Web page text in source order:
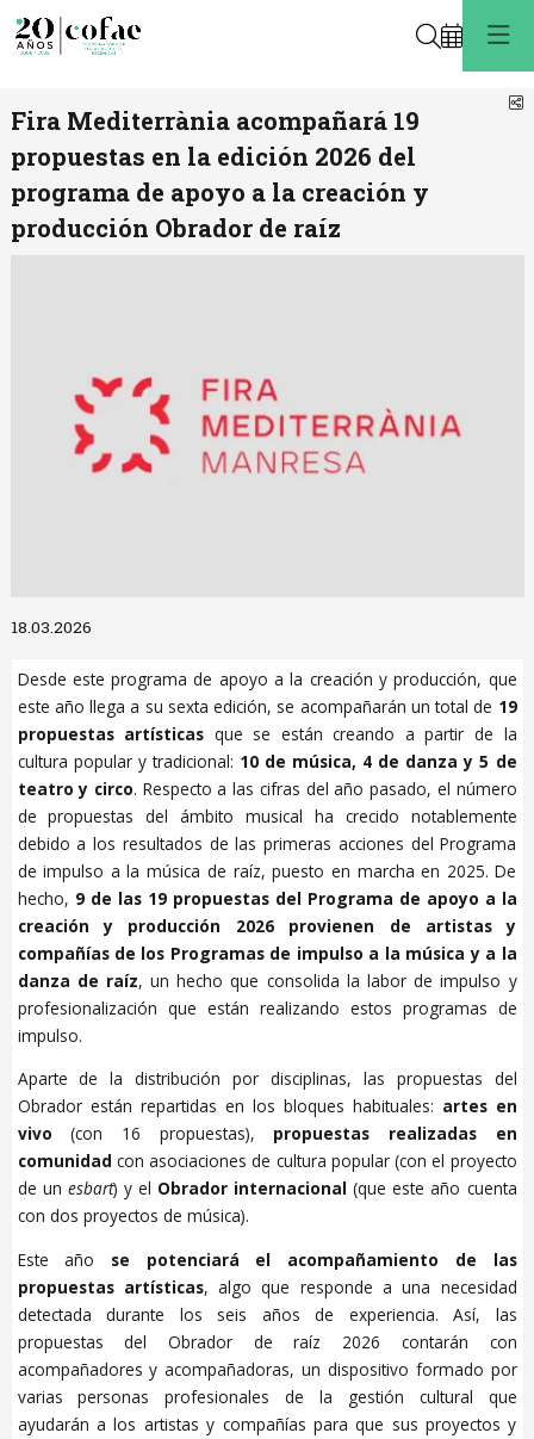
Buscar
Fira Mediterrània acompañará 19
propuestas en la edición 2026 del
programa de apoyo a la creación y
producción Obrador de raíz
18.03.2026
Desde este programa de apoyo a la creación y producción, que
este año llega a su sexta edición, se acompañarán un total de 19
propuestas artísticas que se están creando a partir de la
cultura popular y tradicional: 10 de música, 4 de danza y 5 de
teatro y circo. Respecto a las cifras del año pasado, el número
de propuestas del ámbito musical ha crecido notablemente
debido a los resultados de las primeras acciones del Programa
de impulso a la música de raíz, puesto en marcha en 2025. De
hecho, 9 de las 19 propuestas del Programa de apoyo a la
creación y producción 2026 provienen de artistas y
compañías de los Programas de impulso a la música y a la
danza de raíz, un hecho que consolida la labor de impulso y
profesionalización que están realizando estos programas de
impulso.
Aparte de la distribución por disciplinas, las propuestas del
Obrador están repartidas en los bloques habituales: artes en
vivo (con 16 propuestas), propuestas realizadas en
comunidad con asociaciones de cultura popular (con el proyecto
de un esbart) y el Obrador internacional (que este año cuenta
con dos proyectos de música).
Este año se potenciará el acompañamiento de las
propuestas artísticas, algo que responde a una necesidad
detectada durante los seis años de experiencia. Así, las
propuestas del Obrador de raíz 2026 contarán con
acompañadores y acompañadoras, un dispositivo formado por
varias personas profesionales de la gestión cultural que
ayudarán a los artistas y compañías para que sus proyectos y